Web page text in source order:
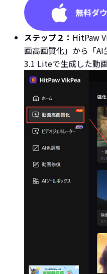
ステップ２： HitPaw
画高画質化」から「
3.1 Liteで生成した動